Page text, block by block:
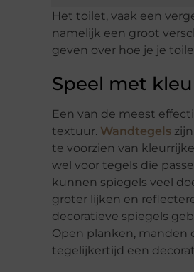
Het toilet, vaak een
namelijk een groot
geven over hoe je je
Speel met
Een van de meest
textuur. Wandtegels
te voorzien van
wel voor tegels die
kunnen spiegels veel
groter lijken en
decoratieve spiegels
Open planken, manden
tegelijkertijd een